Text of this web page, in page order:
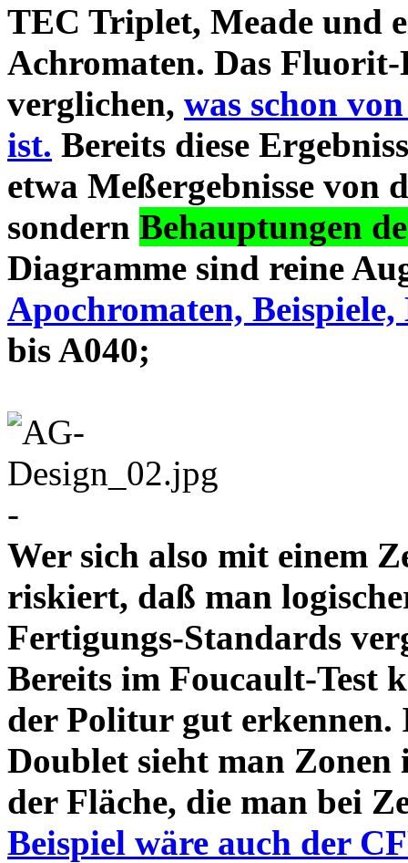
TEC Triplet, Meade und
Achromaten. Das
verglichen, was schon
ist. Bereits diese
etwa Meßergebnisse von
sondern Behauptungen
Diagramme sind reine
Apochromaten, Beispiele,
bis A040;
-
Wer sich also mit einem
riskiert, daß man
Fertigungs-Standards
Bereits im Foucault-Test
der Politur gut
Doublet sieht man Zonen
der Fläche, die man bei
Beispiel wäre auch der